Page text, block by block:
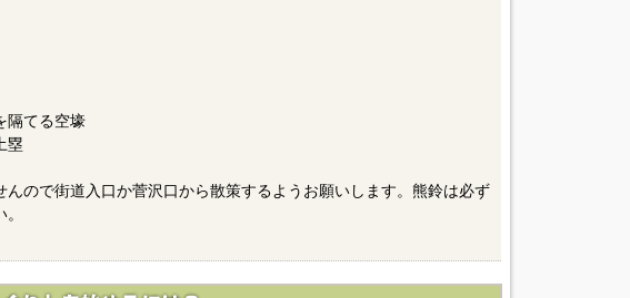
隔てる空壕
塁
んので街道入口か菅沢口から散策するようお願いします。熊鈴は必ず